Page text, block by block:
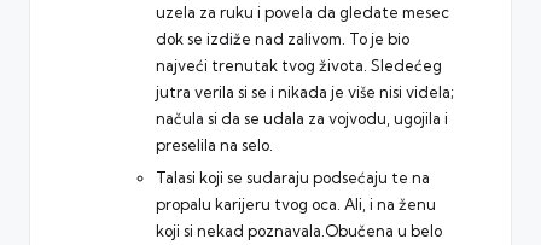
uzela za ruku i povela da gledate mesec
dok se izdiže nad zalivom. To je bio
najveći trenutak tvog života. Sledećeg
jutra verila si se i nikada je više nisi videla;
načula si da se udala za vojvodu, ugojila i
preselila na selo.
Talasi koji se sudaraju podsećaju te na
propalu karijeru tvog oca. Ali, i na ženu
koji si nekad poznavala.Obučena u belo